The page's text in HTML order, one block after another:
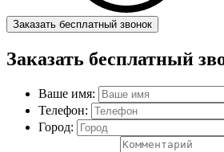
Заказать бесплатный звонок
Заказать бесплатный
Ваше имя:
Телефон:
Город: